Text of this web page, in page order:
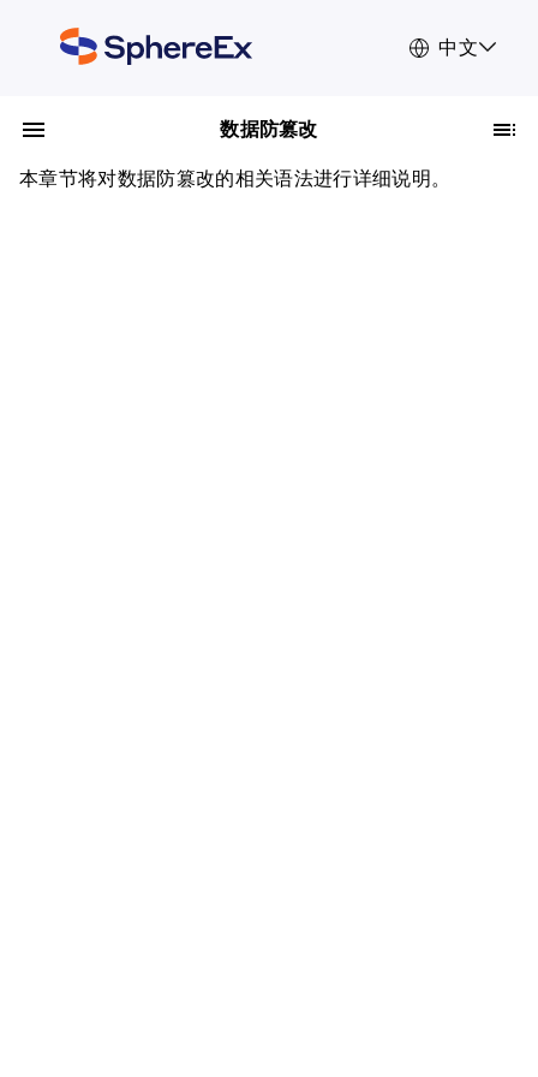
中文
数据防篡改
本章节将对数据防篡改的相关语法进行详细说明。